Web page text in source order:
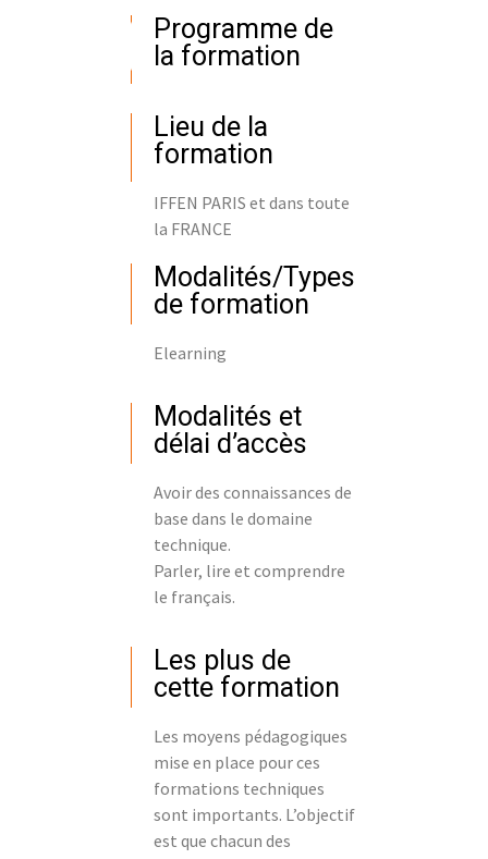
Programme de
la formation
Lieu de la
formation
IFFEN PARIS et dans toute
la FRANCE
Modalités/Types
de formation
Elearning
Modalités et
délai d’accès
Avoir des connaissances de
base dans le domaine
technique.
Parler, lire et comprendre
le français.
Les plus de
cette formation
Les moyens pédagogiques
mise en place pour ces
formations techniques
sont importants. L’objectif
est que chacun des